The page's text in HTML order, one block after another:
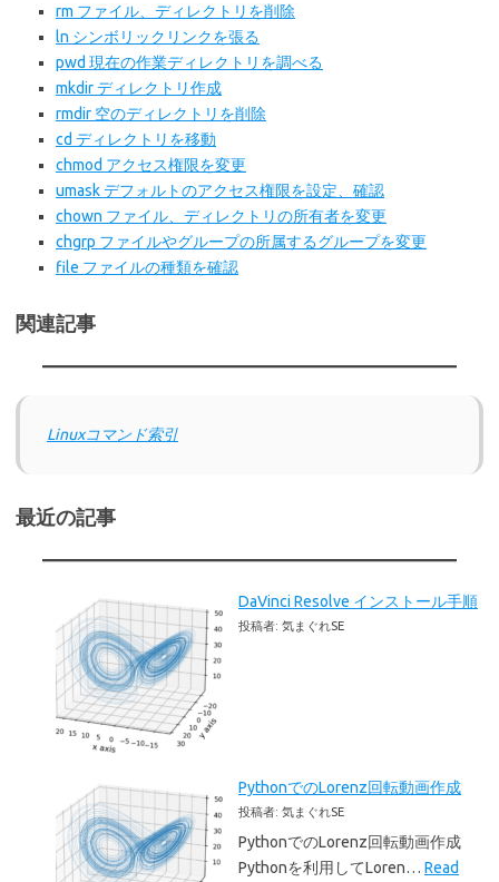
rm ファイル、ディレクトリを削除
ln シンボリックリンクを張る
pwd 現在の作業ディレクトリを調べる
mkdir ディレクトリ作成
rmdir 空のディレクトリを削除
cd ディレクトリを移動
chmod アクセス権限を変更
umask デフォルトのアクセス権限を設定、確認
chown ファイル、ディレクトリの所有者を変更
chgrp ファイルやグループの所属するグループを変更
file ファイルの種類を確認
関連記事
Linuxコマンド索引
最近の記事
DaVinci Resolve インストール手順
投稿者: 気まぐれSE
PythonでのLorenz回転動画作成
投稿者: 気まぐれSE
PythonでのLorenz回転動画作成
Pythonを利用してLoren… Read